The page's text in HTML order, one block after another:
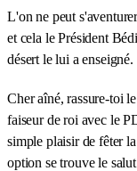
L'on ne peut
et cela le Président
désert le lui a enseigné.
Cher aîné, rassure-toi
faiseur de roi avec le
simple plaisir de fêter
option se trouve le